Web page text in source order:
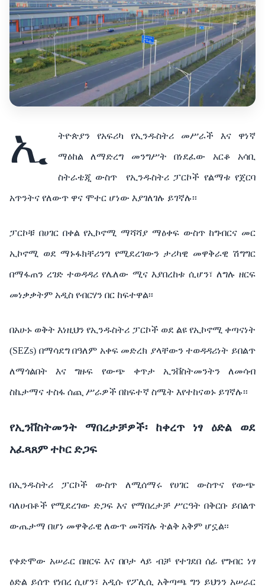
ኢ ትዮጵያን የአፍሪካ የኢንዱስትሪ መሥራች እና ዋነኛ
ማዕከል ለማድረግ መንግሥት በነደፈው አርቆ አሳቢ
ስትራቴጂ ውስጥ የኢንዱስትሪ ፓርኮች የልማቱ የጀርባ
አጥንትና የለውጥ ዋና ሞተር ሆነው እያገለገሉ ይገኛሉ፡፡
ፓርኮቹ በሀገር በቀል የኢኮኖሚ ማሻሻያ ማዕቀፍ ውስጥ ከግብርና መር
ኢኮኖሚ ወደ ማኑፋክቸሪንግ የሚደረገውን ታሪካዊ መዋቅራዊ ሽግግር
በማፋጠን ረገድ ተወዳዳሪ የሌለው ሚና እያበረከቱ ሲሆን፣ ለግሉ ዘርፍ
መነቃቃትም አዲስ የብርሃን በር ከፍተዋል፡፡
በአሁኑ ወቅት እነዚህን የኢንዱስትሪ ፓርኮች ወደ ልዩ የኢኮኖሚ ቀጣናነት
(SEZs) በማሳደግ በዓለም አቀፍ መድረክ ያላቸውን ተወዳዳሪነት ይበልጥ
ለማጎልበት እና ግዙፍ የውጭ ቀጥታ ኢንቨስትመንትን ለመሳብ
ስኬታማና ተስፋ ሰጪ ሥራዎች በከፍተኛ ስሜት እየተከናወኑ ይገኛሉ፡፡
የኢንቨስትመንት ማበረታቻዎች፡ ከቀረጥ ነፃ ዕድል
ወደ
አፈጻጸምተኮርድጋፍ
በኢንዱስትሪ ፓርኮች ውስጥ ለሚሰማሩ የሀገር ውስጥና የውጭ
ባለሀብቶች የሚደረገው ድጋፍ እና የማበረታቻ ሥርዓት በቅርቡ ይበልጥ
ውጤታማ በሆነ መዋቅራዊ ለውጥ መሻሻሉ ትልቅ አቅም ሆኗል፡፡
የቀድሞው አሠራር በዘርፍ እና በቦታ ላይ ብቻ የተገደበ ሰፊ የግብር ነፃ
ዕድል ይሰጥ የነበረ ሲሆን፣ አዲሱ የፖሊሲ አቅጣጫ ግን ይህንን አሠራር